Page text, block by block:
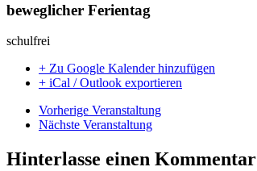
beweglicher Ferientag
schulfrei
+ Zu Google Kalender hinzufügen
+ iCal / Outlook exportieren
Vorherige Veranstaltung
Nächste Veranstaltung
Hinterlasse einen Kommentar